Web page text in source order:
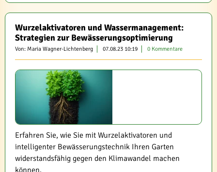
Wurzelaktivatoren und Wassermanagement:
Strategien zur Bewässerungsoptimierung
Von: Maria Wagner-Lichtenberg 07.08.23 10:19 0 Kommentare
Erfahren Sie, wie Sie mit Wurzelaktivatoren und
intelligenter Bewässerungstechnik Ihren Garten
widerstandsfähig gegen den Klimawandel machen
können.